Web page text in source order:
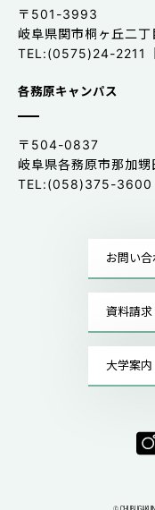
〒501-3993
岐阜県関市桐ヶ丘二丁
TEL:(0575)24-2211【
各務原キャンパス
〒504-0837
岐阜県各務原市那加
TEL:(058)375-3600
お問い合
資料請求
大学案内